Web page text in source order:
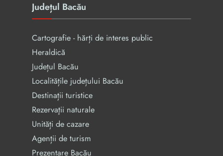
Județul Bacău
Cartografie - hărți de interes public
Heraldică
Județul Bacău
Localitățile județului Bacău
Destinații turistice
Rezervaţii naturale
Unități de cazare
Agenții de turism
Prezentare Bacău